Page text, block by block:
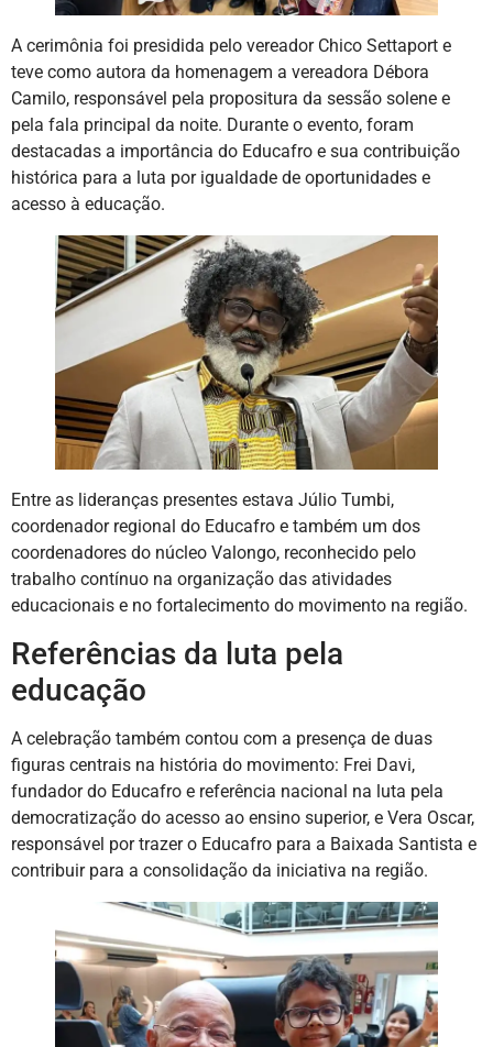
A cerimônia foi presidida pelo vereador Chico Settaport e
teve como autora da homenagem a vereadora Débora
Camilo, responsável pela propositura da sessão solene e
pela fala principal da noite. Durante o evento, foram
destacadas a importância do Educafro e sua contribuição
histórica para a luta por igualdade de oportunidades e
acesso à educação.
Entre as lideranças presentes estava Júlio Tumbi,
coordenador regional do Educafro e também um dos
coordenadores do núcleo Valongo, reconhecido pelo
trabalho contínuo na organização das atividades
educacionais e no fortalecimento do movimento na região.
Referências da luta pela
educação
A celebração também contou com a presença de duas
figuras centrais na história do movimento: Frei Davi,
fundador do Educafro e referência nacional na luta pela
democratização do acesso ao ensino superior, e Vera Oscar,
responsável por trazer o Educafro para a Baixada Santista e
contribuir para a consolidação da iniciativa na região.